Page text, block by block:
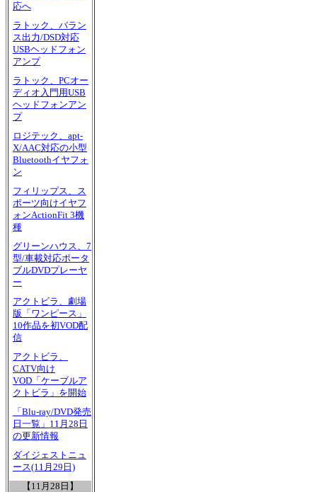
応へ
ラトック、バラン
ス出力/DSD対応
USBヘッドフォン
アンプ
ラトック、PCオー
ディオ入門用USB
ヘッドフォンアン
プ
ロジテック、apt-
X/AAC対応の小型
Bluetoothイヤフォ
ン
フィリップス、ス
ポーツ向けイヤフ
ォンActionFit 3機
種
グリーンハウス、7
型/車載対応ポータ
ブルDVDプレーヤ
ー
アクトビラ、劇場
版「ワンピース」
10作品を初VOD配
信
アクトビラ、
CATV向け
VOD「ケーブルア
クトビラ」を開始
「Blu-ray/DVD発売
日一覧」11月28日
の更新情報
ダイジェストニュ
ース(11月29日)
【11月28日】